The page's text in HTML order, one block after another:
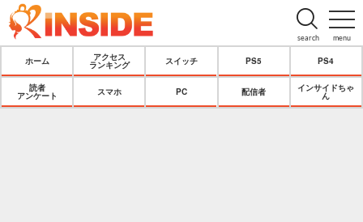
menu
search
ホーム
アクセス
ランキング
スイッチ PS5 PS4
読者
アンケート
スマホ PC 配信者
インサイドちゃ
ん